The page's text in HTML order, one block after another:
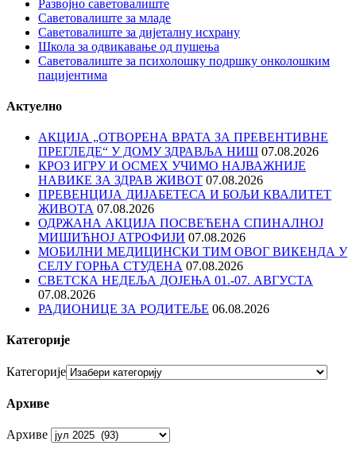
Развојно саветовалиште
Саветовалиште за младе
Саветовалиште за дијеталну исхрану
Школа за одвикавање од пушења
Саветовалиште за психолошку подршку онколошким
пацијентима
Актуелно
АКЦИЈА „ОТВОРЕНА ВРАТА ЗА ПРЕВЕНТИВНЕ
ПРЕГЛЕДЕ“ У ДОМУ ЗДРАВЉА НИШ 07.08.2026
КРОЗ ИГРУ И ОСМЕХ УЧИМО НАЈВАЖНИЈЕ
НАВИКЕ ЗА ЗДРАВ ЖИВОТ 07.08.2026
ПРЕВЕНЦИЈА ДИЈАБЕТЕСА И БОЉИ КВАЛИТЕТ
ЖИВОТА 07.08.2026
ОДРЖАНА АКЦИЈА ПОСВЕЋЕНА СПИНАЛНОЈ
МИШИЋНОЈ АТРОФИЈИ 07.08.2026
МОБИЛНИ МЕДИЦИНСКИ ТИМ ОВОГ ВИКЕНДА У
СЕЛУ ГОРЊА СТУДЕНА 07.08.2026
СВЕТСКА НЕДЕЉА ДОЈЕЊА 01.-07. АВГУСТА
07.08.2026
РАДИОНИЦЕ ЗА РОДИТЕЉЕ 06.08.2026
Категорије
Категорије
Архиве
Архиве